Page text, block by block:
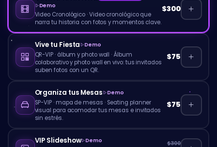
Demo
Video Cronológico ·Video cronológico que
narra tu historia con fotos y momentos clave.
$300
Vive tu Fiesta Demo
QR-VIP · álbum y photo wall · Álbum
colaborativo y photo wall en vivo: tus invitados
suben fotos con un QR.
$75
Organiza tus Mesas Demo
SP-VIP · mapa de mesas · Seating planner
visual para acomodar tus mesas e invitados
sin estrés.
$75
VIP Slideshow Demo $300